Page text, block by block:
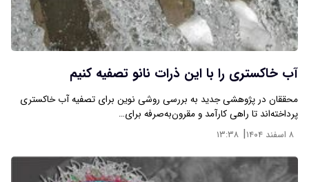
آب خاکستری را با این ذرات نانو تصفیه کنیم
محققان در پژوهشی جدید به بررسی روشی نوین برای تصفیه آب خاکستری
پرداخته‌اند تا راهی کارآمد و مقرون‌به‌صرفه برای…
۸ اسفند ۱۴۰۴ | ۱۳:۳۸